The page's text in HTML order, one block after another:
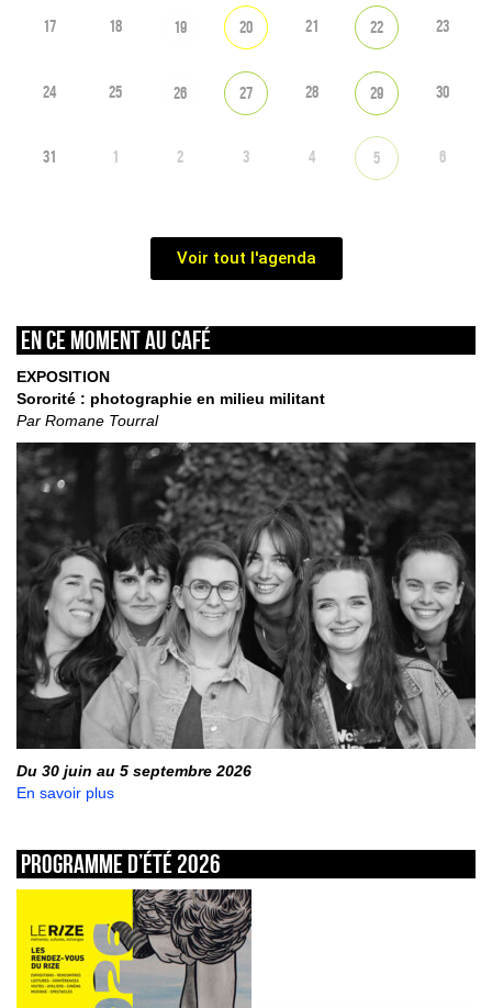
17 18 19 20 21 22 23
24 25 26 27 28 29 30
31 1 2 3 4 5 6
Voir tout l'agenda
En ce moment au café
EXPOSITION
Sororité : photographie en milieu militant
Par Romane Tourral
Du 30 juin au 5 septembre 2026
En savoir plus
Programme d’été 2026